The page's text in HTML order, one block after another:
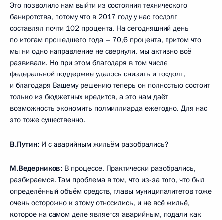
Это позволило нам выйти из состояния технического
банкротства, потому что в 2017 году у нас госдолг
составлял почти 102 процента. На сегодняшний день
по итогам прошедшего года – 70,6 процента, притом что
мы ни одно направление не свернули, мы активно всё
развивали. Но при этом благодаря в том числе
федеральной поддержке удалось снизить и госдолг,
и благодаря Вашему решению теперь он полностью состоит
только из бюджетных кредитов, а это нам даёт
возможность экономить полмиллиарда ежегодно. Для нас
это тоже существенно.
В.Путин: И с аварийным жильём разобрались?
М.Ведерников: В процессе. Практически разобрались,
разбираемся. Там проблема в том, что из-за того, что был
определённый объём средств, главы муниципалитетов тоже
очень осторожно к этому относились, и не всё жильё,
которое на самом деле является аварийным, подали как